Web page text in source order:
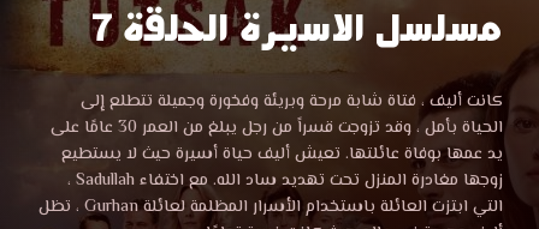
مشاهدة
مسلسل
الاسيرة
الحلقة
مسلسل الاسيرة الحلقة 7
مسلسل
الاسيرة
الحلقة
7
مترجمة
كانت أليف ، فتاة شابة مرحة وبريئة وفخورة وجميلة تتطلع إلى
الحياة بأمل ، وقد تزوجت قسراً من رجل يبلغ من العمر 30 عامًا على
يد عمها بوفاة عائلتها. تعيش أليف حياة أسيرة حيث لا يستطيع
زوجها مغادرة المنزل تحت تهديد ساد الله. مع اختفاء Sadullah ،
التي ابتزت العائلة باستخدام الأسرار المظلمة لعائلة Gurhan ، تظل